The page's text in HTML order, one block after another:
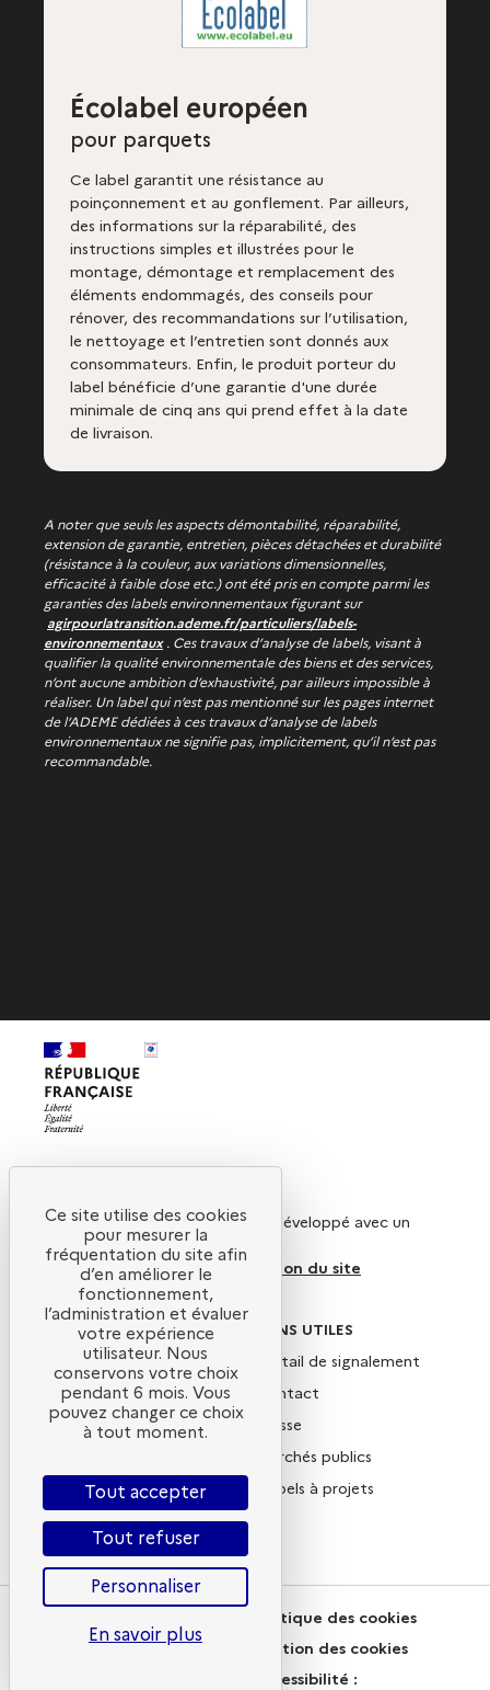
Écolabel européen
pour parquets
Ce label garantit une résistance au
poinçonnement et au gonflement. Par ailleurs,
des informations sur la réparabilité, des
instructions simples et illustrées pour le
montage, démontage et remplacement des
éléments endommagés, des conseils pour
rénover, des recommandations sur l’utilisation,
le nettoyage et l’entretien sont donnés aux
consommateurs. Enfin, le produit porteur du
label bénéficie d’une garantie d'une durée
minimale de cinq ans qui prend effet à la date
de livraison.
A noter que seuls les aspects démontabilité, réparabilité,
extension de garantie, entretien, pièces détachées et durabilité
(résistance à la couleur, aux variations dimensionnelles,
efficacité à faible dose etc.) ont été pris en compte parmi les
garanties des labels environnementaux figurant sur
agirpourlatransition.ademe.fr/particuliers/labels-
environnementaux . Ces travaux d’analyse de labels, visant à
qualifier la qualité environnementale des biens et des services,
n’ont aucune ambition d’exhaustivité, par ailleurs impossible à
réaliser. Un label qui n’est pas mentionné sur les pages internet
de l’ADEME dédiées à ces travaux d’analyse de labels
environnementaux ne signifie pas, implicitement, qu’il n’est pas
recommandable.
Ce site internet a été pensé et développé avec un
objectif d’écoconception.
En savoir plus sur l’écoconception du site
SUIVEZ-NOUS
Linkedin
Instagram
Newsletter
Nous rejoindre
LIENS UTILES
Portail de signalement
Contact
Presse
Marchés publics
Appels à projets
Mentions légales
Politique des cookies
Gestion des cookies
Accessibilité :
Ce site utilise des cookies
pour mesurer la
fréquentation du site afin
d’en améliorer le
fonctionnement,
l’administration et évaluer
votre expérience
utilisateur. Nous
conservons votre choix
pendant 6 mois. Vous
pouvez changer ce choix
à tout moment.
Tout accepter
Tout refuser
Personnaliser
En savoir plus